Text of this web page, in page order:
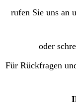
rufen Sie uns an
oder
Für Rückfragen